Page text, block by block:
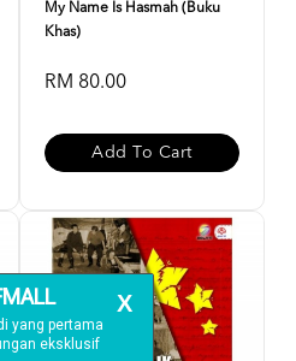
My Name Is Hasmah (buku
Khas)
RM 80.00
Add To Cart